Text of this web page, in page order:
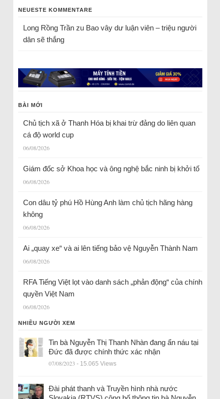
NEUESTE KOMMENTARE
Long Rồng Trầnzu Bao vây dư luận viên – triệu người
dân sẽ thắng
BÀI MỚI
Chủ tịch xã ở Thanh Hóa bị khai trừ đảng do liên quan
cá độ world cup
06/08/2026
Giám đốc sở Khoa học và ông nghệ bắc ninh bị khởi tố
06/08/2026
Con dâu tỷ phú Hồ Hùng Anh làm chủ tịch hãng hàng
không
06/08/2026
Ai „quay xe“ và ai lên tiếng bảo vệ Nguyễn Thành Nam
06/08/2026
RFA Tiếng Việt lọt vào danh sách „phản động“ của chính
quyền Việt Nam
06/08/2026
NHIỀU NGƯỜI XEM
Tin bà Nguyễn Thị Thanh Nhàn đang ẩn náu tại
Đức đã được chính thức xác nhận
07/08/2023 - 15.065 Views
Đài phát thanh và Truyền hình nhà nước